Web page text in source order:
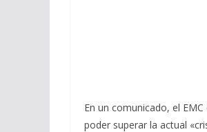
En un comunicado, el
poder superar la actual